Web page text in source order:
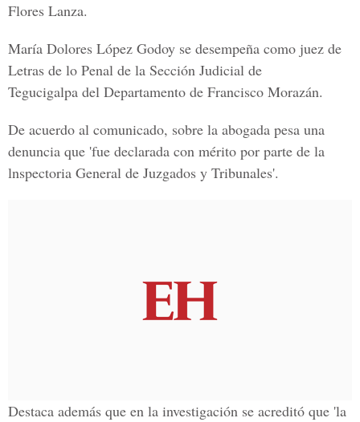
Flores Lanza.
María Dolores López Godoy se desempeña como juez de
Letras de lo Penal de la Sección Judicial de
Tegucigalpa del Departamento de Francisco Morazán.
De acuerdo al comunicado, sobre la abogada pesa una
denuncia que 'fue declarada con mérito por parte de la
lnspectoria General de Juzgados y Tribunales'.
Destaca además que en la investigación se acreditó que 'la